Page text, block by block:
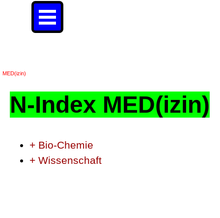
Direkt zum Seiteninhalt
MED(izin)
N-Index MED(izin)
+ Bio-Chemie
+ Wissenschaft